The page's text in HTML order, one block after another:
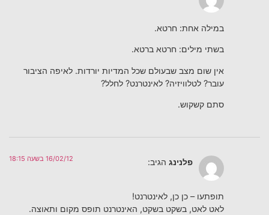
במילה אחת: חרטא.
בשתי מילים: חרטא ברטא.
אין שום מצב שבעולם שכל המדיות יורדות. לאיפה הציבור
עובר? לטלוויזיה? לאינטרנט? לחלל?
סתם קשקוש.
פלנינג הגיב: 16/02/12 בשעה 18:15
תופתעו – כן כן, לאינטרנט!
לאט לאט, בשקט בשקט, האינטרנט תופס מקום ותאוצה.